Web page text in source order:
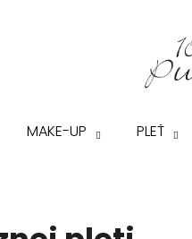
MAKE-UP PLEŤ
Čo potrebujete